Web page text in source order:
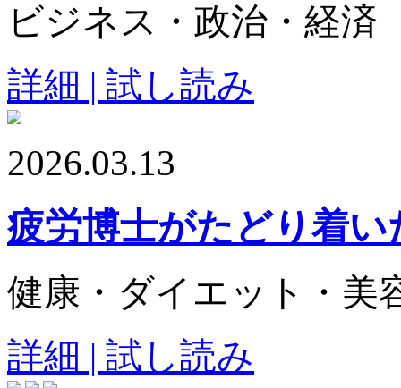
ビジネス・政治・経済
詳細 | 試し読み
2026.03.13
疲労博士がたどり着
健康・ダイエット・美
詳細 | 試し読み